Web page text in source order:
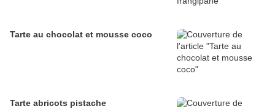
Tarte au chocolat et mousse coco
Tarte abricots pistache